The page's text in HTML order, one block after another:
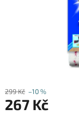
299 Kč –10 %
267 Kč